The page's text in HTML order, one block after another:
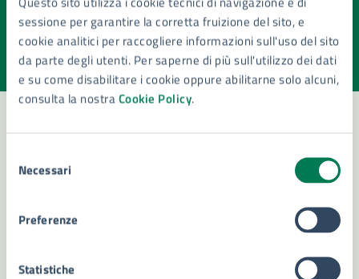
sessione per garantire la corretta fruizione del sito, e
cookie analitici per raccogliere informazioni sull'uso del sito
da parte degli utenti. Per saperne di più sull'utilizzo dei dati
e su come disabilitare i cookie oppure abilitarne solo alcuni,
consulta la nostraCookie Policy.
delNecessari
Preferenze
Statistiche
pagina?
Valuta la chiarezza delle informazioni (da 1 a 5 stelle)
Seleziona il numero di stelle per valutare la chiarezza delle
Valuta 5 stelle su 5
Valuta 4 stelle su 5
Valuta 3 stelle su 5
Valuta 2 stelle su 5
Valuta 1 stelle su 5
Contatta il comune
Richiedi assistenza